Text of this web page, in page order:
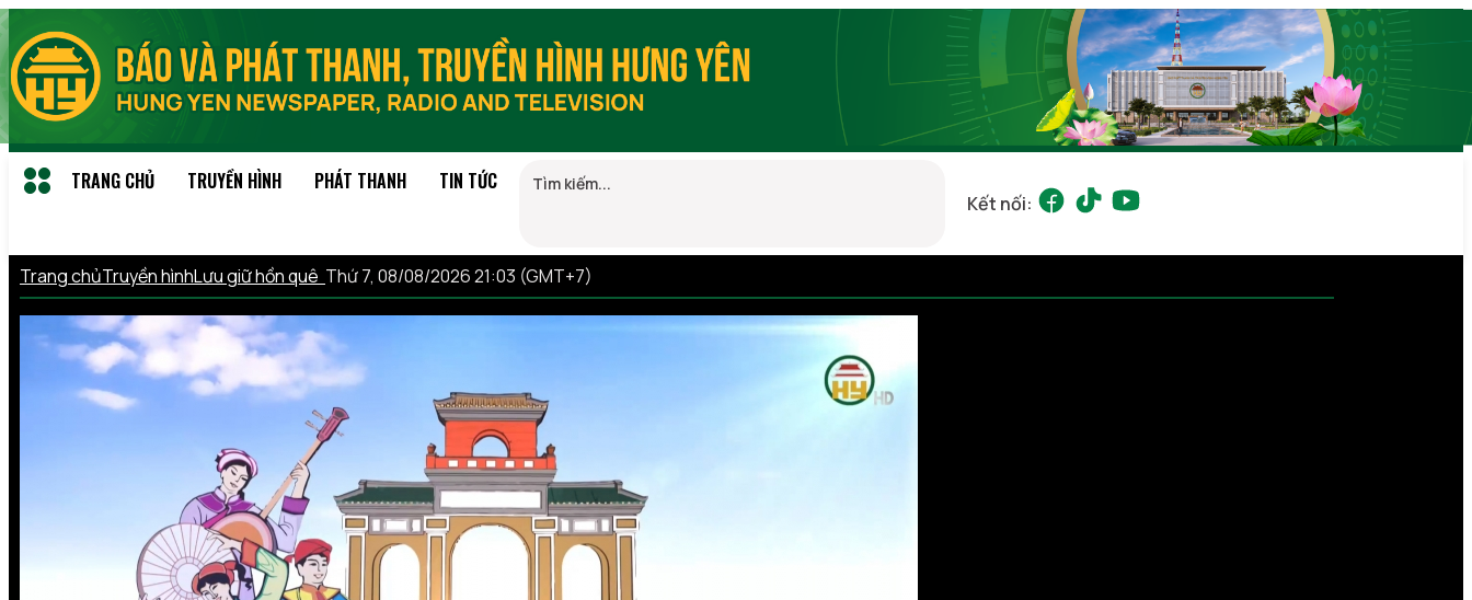
TRANG CHỦ TRUYỀN HÌNH PHÁT THANH TIN TỨC
Kết nối:
Trang chủTruyền hìnhLưu giữ hồn quê Thứ 7, 08/08/2026 21:03 (GMT+7)